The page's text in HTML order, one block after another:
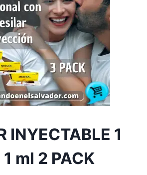
INYECTABLE 1
ml 2 PACK